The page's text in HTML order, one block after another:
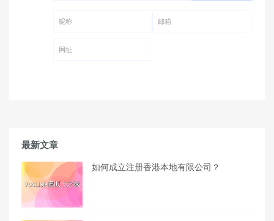
最新文章
如何成立注册香港本地有限公司？